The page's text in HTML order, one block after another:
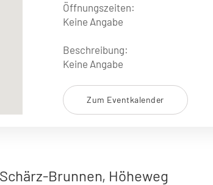
Öffnungszeiten:
Keine Angabe
Beschreibung:
Keine Angabe
Zum Eventkalender
Brunnen, Höheweg